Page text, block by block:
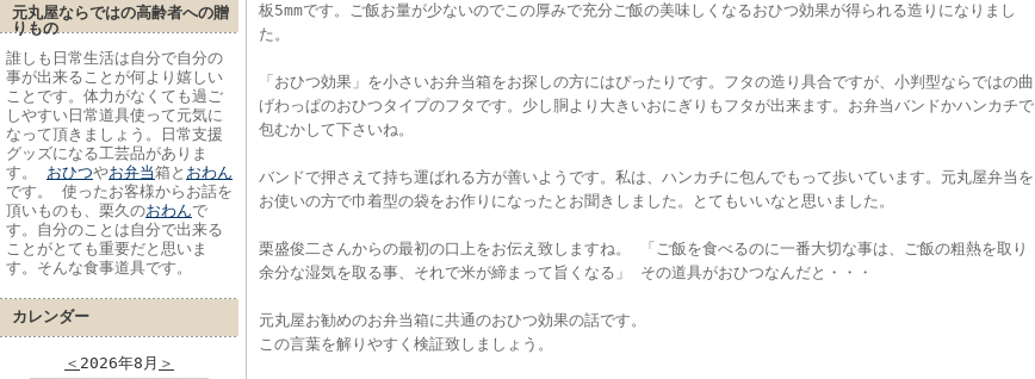
元丸屋ならではの高齢者への贈
りもの
誰しも日常生活は自分で自分の
事が出来ることが何より嬉しい
ことです。体力がなくても過ご
しやすい日常道具使って元気に
なって頂きましょう。日常支援
グッズになる工芸品がありま
す。 おひつやお弁当箱と おわん
です。 使ったお客様からお話を
頂いものも、栗久のおわんで
す。自分のことは自分で出来る
ことがとても重要だと思いま
す。そんな食事道具です。
カレンダー
＜ 2026年8月 ＞
板5mmです。ご飯お量が少ないのでこの厚みで充分ご飯の美味しくなるおひつ効果が得られる造りになりまし
た。
「おひつ効果」を小さいお弁当箱をお探しの方にはぴったりです。フタの造り具合ですが、小判型ならではの曲
げわっぱのおひつタイプのフタです。少し胴より大きいおにぎりもフタが出来ます。お弁当バンドかハンカチで
包むかして下さいね。
バンドで押さえて持ち運ばれる方が善いようです。私は、ハンカチに包んでもって歩いています。元丸屋弁当を
お使いの方で巾着型の袋をお作りになったとお聞きしました。とてもいいなと思いました。
栗盛俊二さんからの最初の口上をお伝え致しますね。 「ご飯を食べるのに一番大切な事は、ご飯の粗熱を取り
余分な湿気を取る事、それで米が締まって旨くなる」 その道具がおひつなんだと・・・
元丸屋お勧めのお弁当箱に共通のおひつ効果の話です。
この言葉を解りやすく検証致しましょう。